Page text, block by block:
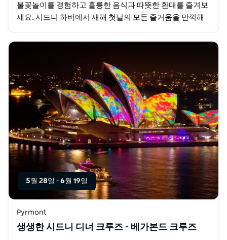
불꽃놀이를 경험하고 훌륭한 음식과 따뜻한 환대를 즐겨보
세요. 시드니 하버에서 새해 첫날의 모든 즐거움을 만끽해
5월 28일 - 6월 19일
Pyrmont
생생한 시드니 디너 크루즈 - 베가본드 크루즈